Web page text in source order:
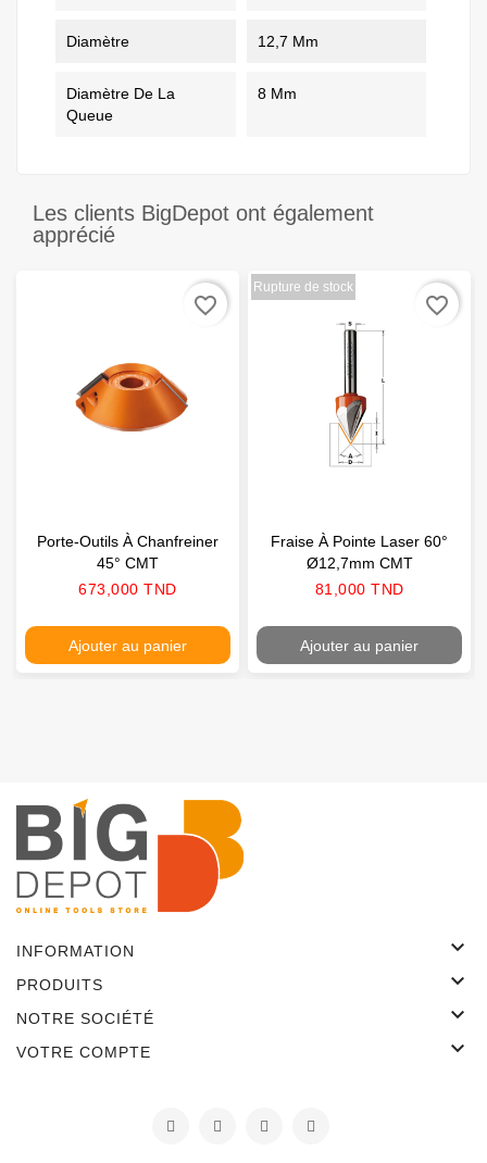
Diamètre 12,7 Mm
Diamètre De La
Queue
8 Mm
Les clients BigDepot ont également
apprécié
Porte-Outils À Chanfreiner
45° CMT
Prix
673,000 TND
Ajouter au panier
favorite_border
Rupture de stock
Fraise À Pointe Laser 60°
Ø12,7mm CMT
Prix
81,000 TND
Ajouter au panier
favorite_border
INFORMATION 
PRODUITS 
NOTRE SOCIÉTÉ 
VOTRE COMPTE 